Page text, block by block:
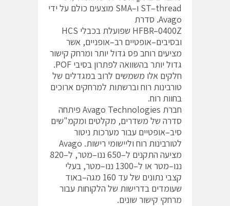
ST–thread ו–SMA מוצעים כולם על ידי
Avago. סדרת
HFBR–0400Z שפועלת בכבלי HCS
ובסיבים–אופטיים רב–אופניים, אשר
מציעים רוחב פס גדול יותר ומרחק קישור
גדול יותר בהשוואה לפתרון בסיבי POF.
חלקים אלו משמשים לרוב במגדלים של
טורבינות רוח וברשתות למרחקים ארוכים
בחוות רוח.
חברת Avago Technologies פיתחה
סדרה של משדרים, מקלטים ומקמ"שים
סיב–אופטיים עבור מערכות ניטור
לטורבינות רוח וליישומי רישות. Avago
מציעה התקנים ל–650 ננו–מטר, ל–820
ננו–מטר או ל–1300 ננו–מטר, בעלי
קצבי נתונים של עד 160 מגה–באוד
שעומדים בדרישות של הלקוחות עבור
מרחקי קישור שונים.